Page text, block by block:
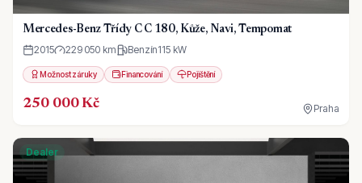
Mercedes-Benz Třídy C C 180, Kůže, Navi, Tempomat
2015 229 050 km Benzín115 kW
Možnost záruky Financování Pojištění
250 000 Kč Praha
Dealer